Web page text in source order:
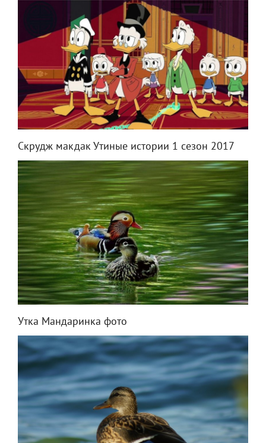
Скрудж макдак Утиные истории 1 сезон 2017
Утка Мандаринка фото